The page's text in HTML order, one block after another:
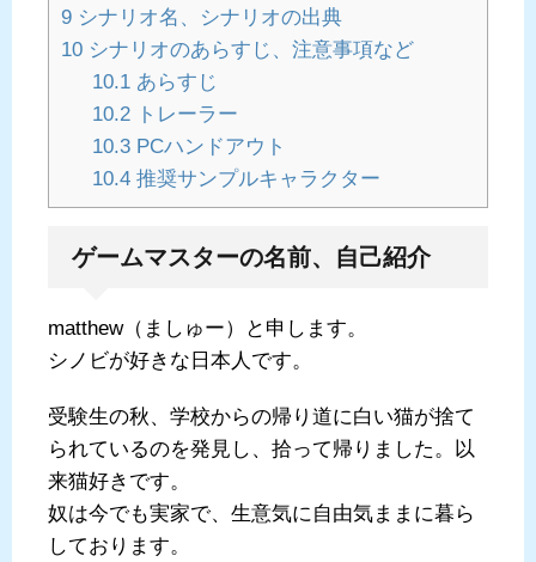
9 シナリオ名、シナリオの出典
10 シナリオのあらすじ、注意事項など
10.1あらすじ
10.2トレーラー
10.3PCハンドアウト
10.4推奨サンプルキャラクター
ゲームマスターの名前、自己紹介
matthew（ましゅー）と申します。
シノビが好きな日本人です。
受験生の秋、学校からの帰り道に白い猫が捨て
られているのを発見し、拾って帰りました。以
来猫好きです。
奴は今でも実家で、生意気に自由気ままに暮ら
しております。